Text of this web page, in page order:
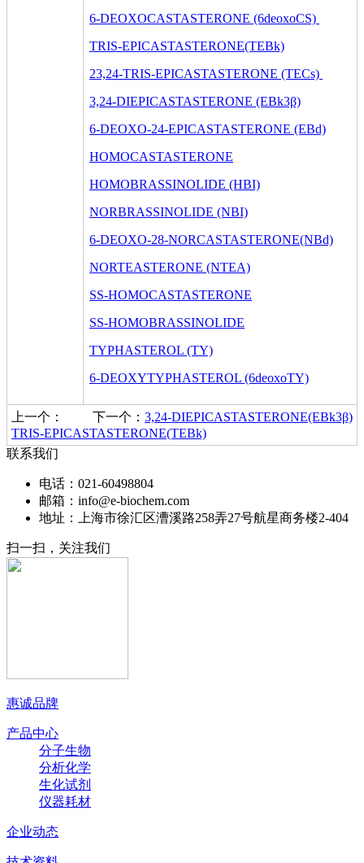
6-DEOXOCASTASTERONE (6deoxoCS)
TRIS-EPICASTASTERONE(TEBk)
23,24-TRIS-EPICASTASTERONE (TECs)
3,24-DIEPICASTASTERONE (EBk3β)
6-DEOXO-24-EPICASTASTERONE (EBd)
HOMOCASTASTERONE
HOMOBRASSINOLIDE (HBI)
NORBRASSINOLIDE (NBI)
6-DEOXO-28-NORCASTASTERONE(NBd)
NORTEASTERONE (NTEA)
SS-HOMOCASTASTERONE
SS-HOMOBRASSINOLIDE
TYPHASTEROL (TY)
6-DEOXYTYPHASTEROL (6deoxoTY)
下一个： 3,24-DIEPICASTASTERONE(EBk3β)
上一个：
TRIS-EPICASTASTERONE(TEBk)
联系我们
电话：021-60498804
邮箱：info@e-biochem.com
地址：上海市徐汇区漕溪路258弄27号航星商务楼2-404
扫一扫，关注我们
惠诚品牌
产品中心
分子生物
分析化学
生化试剂
仪器耗材
企业动态